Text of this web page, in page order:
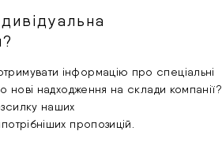
інформацію про спеціальні
нові надходження на склади компанії?
наших
пропозицій.